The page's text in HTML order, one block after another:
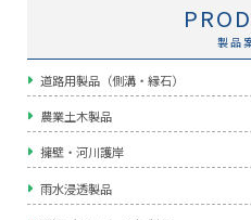
製品
道路用製品（側溝・縁石）
農業土木製品
擁壁・河川護岸
雨水浸透製品